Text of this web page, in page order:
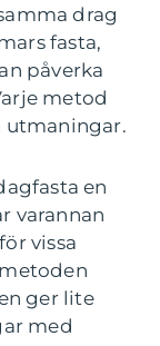
drag
fasta,
påverka
metod
utmaningar.
en
varannan
vissa
ger lite
med